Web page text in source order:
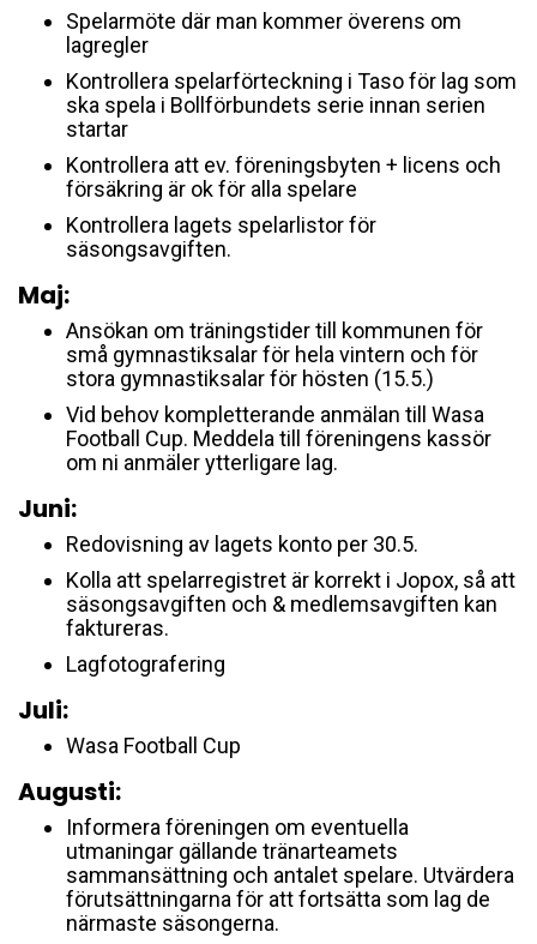
Spelarmöte där man kommer överens om
lagregler
Kontrollera spelarförteckning i Taso för lag som
ska spela i Bollförbundets serie innan serien
startar
Kontrollera att ev. föreningsbyten + licens och
försäkring är ok för alla spelare
Kontrollera lagets spelarlistor för
säsongsavgiften.
Maj:
Ansökan om träningstider till kommunen för
små gymnastiksalar för hela vintern och för
stora gymnastiksalar för hösten (15.5.)
Vid behov kompletterande anmälan till Wasa
Football Cup. Meddela till föreningens kassör
om ni anmäler ytterligare lag.
Juni:
Redovisning av lagets konto per 30.5.
Kolla att spelarregistret är korrekt i Jopox, så att
säsongsavgiften och & medlemsavgiften kan
faktureras.
Lagfotografering
Juli:
Wasa Football Cup
Augusti:
Informera föreningen om eventuella
utmaningar gällande tränarteamets
sammansättning och antalet spelare. Utvärdera
förutsättningarna för att fortsätta som lag de
närmaste säsongerna.